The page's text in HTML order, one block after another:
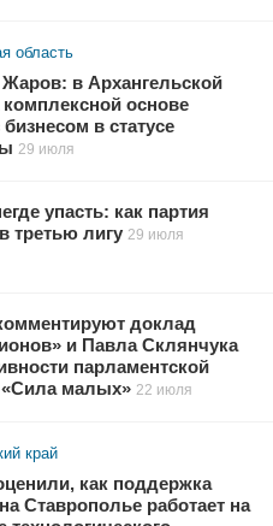
область
Жаров: в Архангельской
комплексной основе
в статусе
29 июля
упасть: как партия
третью лигу 29 июля
доклад
и Павла Склянчука
парламентской
«Сила малых» 22 июля
край
как поддержка
Ставрополье работает на